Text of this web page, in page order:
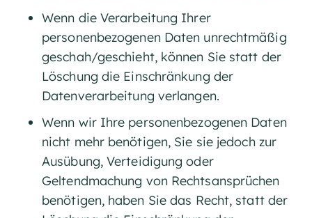
Wenn die Verarbeitung Ihrer
personenbezogenen Daten unrechtmäßig
geschah/geschieht, können Sie statt der
Löschung die Einschränkung der
Datenverarbeitung verlangen.
Wenn wir Ihre personenbezogenen Daten
nicht mehr benötigen, Sie sie jedoch zur
Ausübung, Verteidigung oder
Geltendmachung von Rechtsansprüchen
benötigen, haben Sie das Recht, statt der